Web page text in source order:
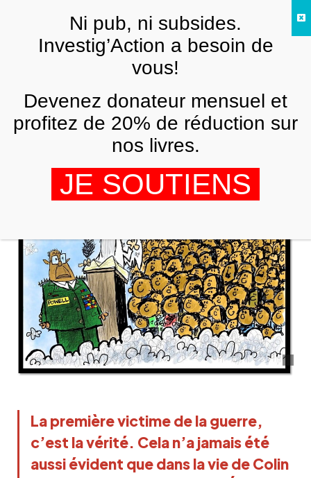
Colin Powell : le « gentil homme » qui a
contribué à détruire un pays
21 OCTOBRE 2021
La première victime de la guerre,
c’est la vérité. Cela n’a jamais été
aussi évident que dans la vie de Colin
ANALYSES ET TÉMOIGNAGES
FRNi pub, ni subsides.
Investig’Action a besoin de
vous!
Devenez donateur mensuel et
profitez de 20% de réduction sur
nos livres.
JE SOUTIENS